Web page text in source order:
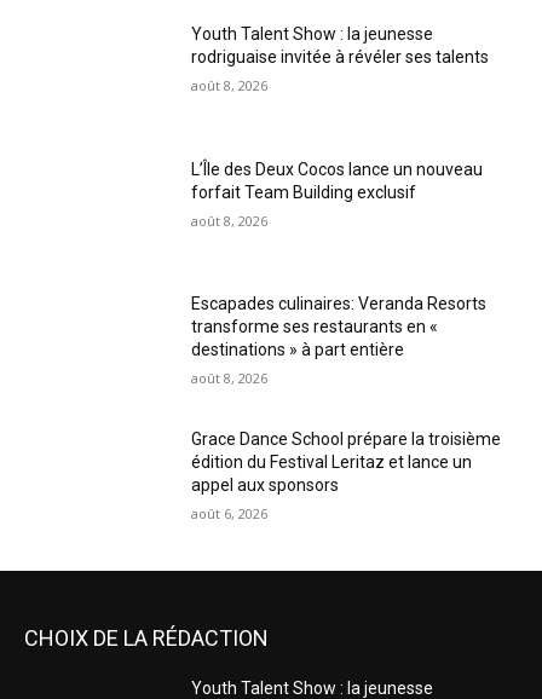
Youth Talent Show : la jeunesse
rodriguaise invitée à révéler ses talents
août 8, 2026
L’Île des Deux Cocos lance un nouveau
forfait Team Building exclusif
août 8, 2026
Escapades culinaires: Veranda Resorts
transforme ses restaurants en «
destinations » à part entière
août 8, 2026
Grace Dance School prépare la troisième
édition du Festival Leritaz et lance un
appel aux sponsors
août 6, 2026
CHOIX DE LA RÉDACTION
Youth Talent Show : la jeunesse